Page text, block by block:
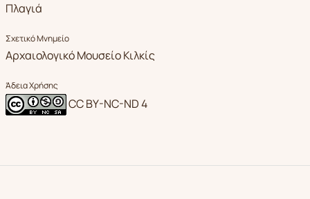
Πλαγιά
Σχετικό Μνημείο
Αρχαιολογικό Μουσείο Κιλκίς
Άδεια Χρήσης
CC BY-NC-ND 4